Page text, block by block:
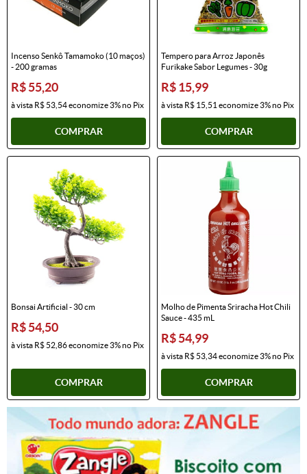
Incenso Senkô Tamamoko (10 maços)
- 200 gramas
R$ 55,20
à vista R$ 53,54economize3%no Pix
COMPRAR
Tempero para Arroz Japonês
Furikake Sabor Legumes - 30g
R$ 15,99
à vista R$ 15,51 economize3%no Pix
COMPRAR
Bonsai Artificial - 30 cm
R$ 54,50
à vista R$ 52,86economize3%no Pix
COMPRAR
Molho de Pimenta Sriracha Hot Chili
Sauce - 435 mL
R$ 54,99
à vista R$ 53,34economize3%no Pix
COMPRAR